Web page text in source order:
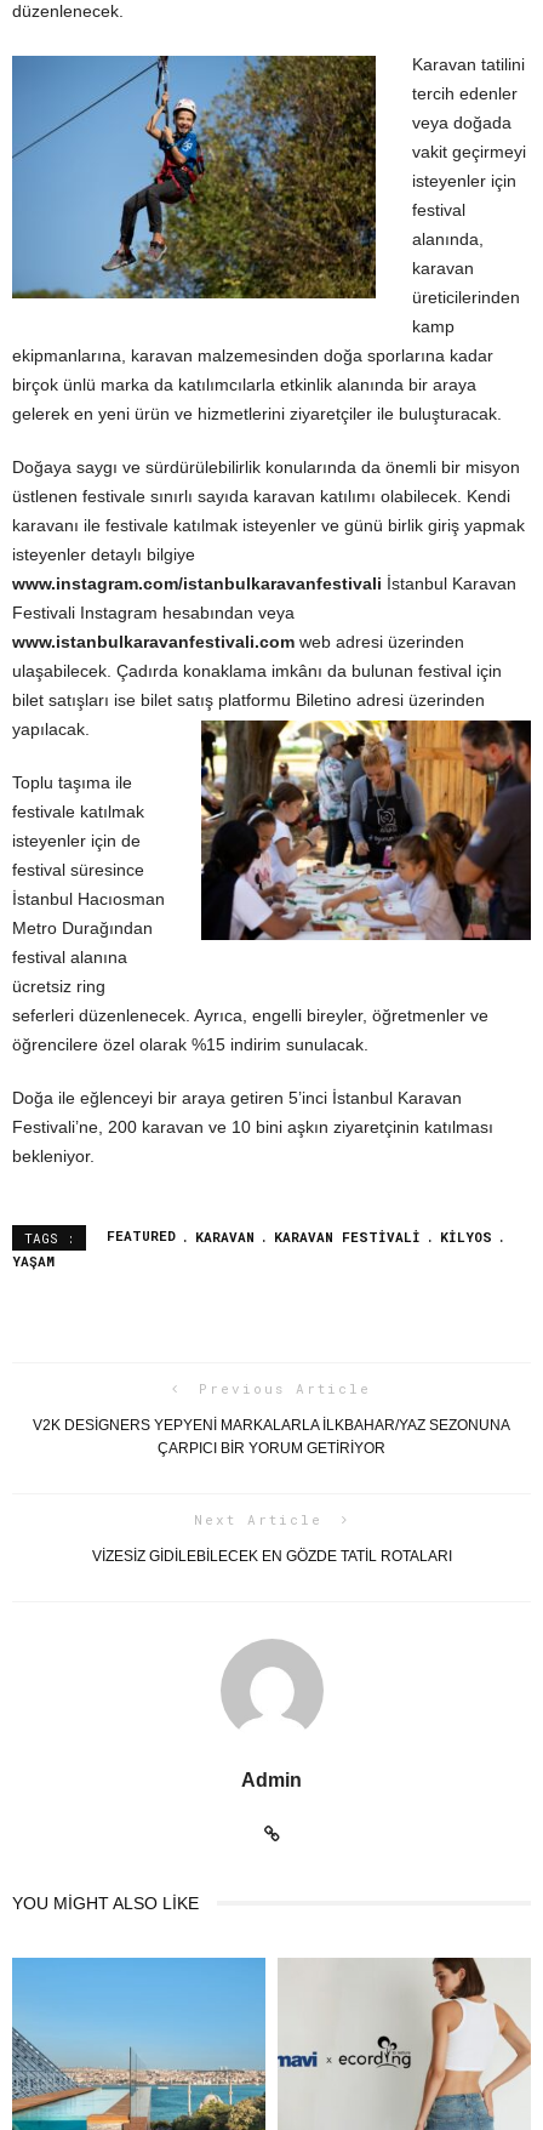
düzenlenecek.
Karavan tatilini
tercih edenler
veya doğada
vakit geçirmeyi
isteyenler için
festival
alanında,
karavan
üreticilerinden
kamp
ekipmanlarına, karavan malzemesinden doğa sporlarına kadar
birçok ünlü marka da katılımcılarla etkinlik alanında bir araya
gelerek en yeni ürün ve hizmetlerini ziyaretçiler ile buluşturacak.
Doğaya saygı ve sürdürülebilirlik konularında da önemli bir misyon
üstlenen festivale sınırlı sayıda karavan katılımı olabilecek. Kendi
karavanı ile festivale katılmak isteyenler ve günü birlik giriş yapmak
isteyenler detaylı bilgiye
www.instagram.com/istanbulkaravanfestivali İstanbul Karavan
Festivali Instagram hesabından veya
www.istanbulkaravanfestivali.com web adresi üzerinden
ulaşabilecek. Çadırda konaklama imkânı da bulunan festival için
bilet satışları ise bilet satış platformu Biletino adresi üzerinden
yapılacak.
Toplu taşıma ile
festivale katılmak
isteyenler için de
festival süresince
İstanbul Hacıosman
Metro Durağından
festival alanına
ücretsiz ring
seferleri düzenlenecek. Ayrıca, engelli bireyler, öğretmenler ve
öğrencilere özel olarak %15 indirim sunulacak.
Doğa ile eğlenceyi bir araya getiren 5’inci İstanbul Karavan
Festivali’ne, 200 karavan ve 10 bini aşkın ziyaretçinin katılması
bekleniyor.
TAGS : FEATURED KARAVAN KARAVAN FESTIVALI
KILYOS
YAŞAM
Previous Article
V2K DESIGNERS YEPYENI MARKALARLA ILKBAHAR/YAZ SEZONUNA
ÇARPICI BIR YORUM GETIRIYOR
Next Article
VIZESIZ GIDILEBILECEK EN GÖZDE TATIL ROTALARI
Admin
YOU MIGHT ALSO LIKE